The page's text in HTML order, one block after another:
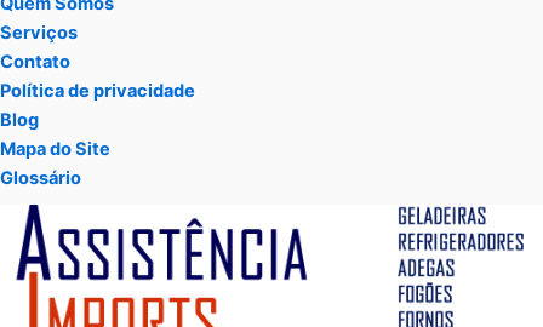
Serviços
Contato
Política de privacidade
Blog
Mapa do Site
Glossário
Tocador
vídeo